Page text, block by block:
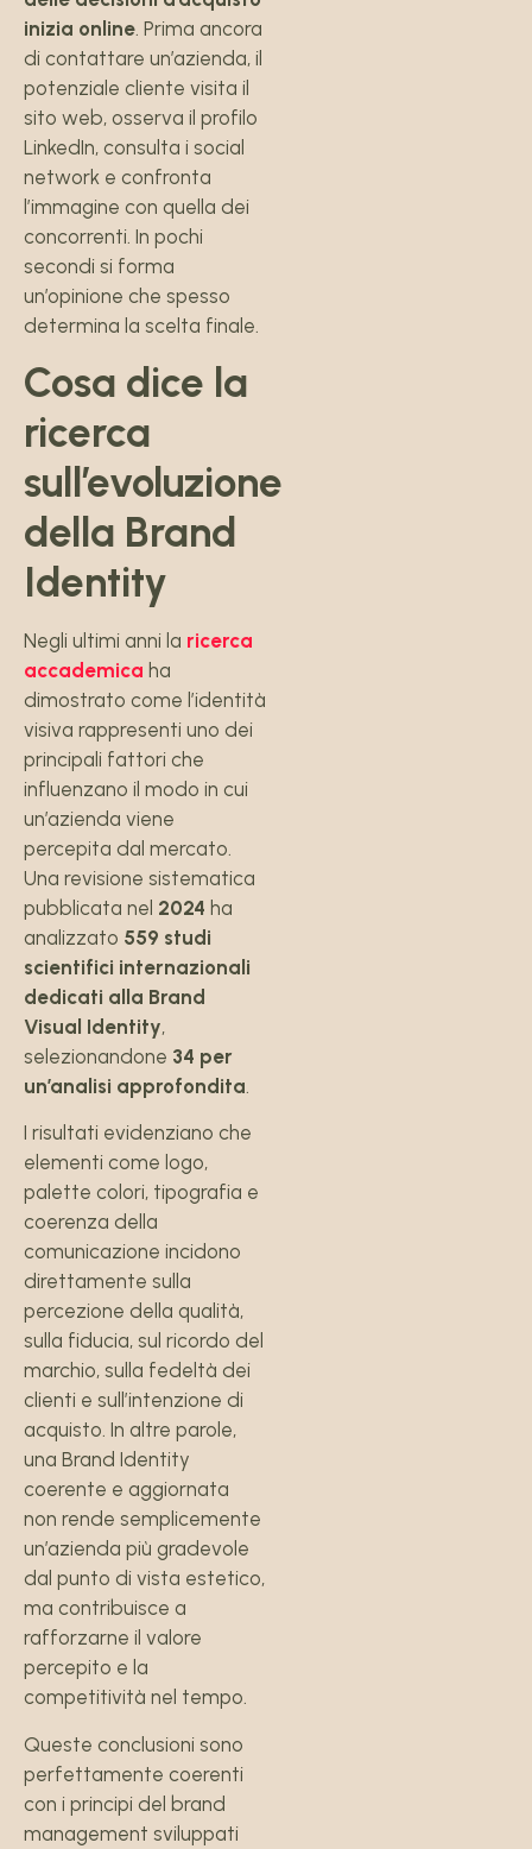
inizia online . Prima ancora
di contattare un’azienda, il
potenziale cliente visita il
sito web, osserva il profilo
LinkedIn, consulta i social
network e confronta
l’immagine con quella dei
concorrenti. In pochi
secondi si forma
un’opinione che spesso
determina la scelta finale.
Cosa dice la
ricerca
sull’evoluzione
della Brand
Identity
Negli ultimi anni la ricerca
accademica ha
dimostrato come l’identità
visiva rappresenti uno dei
principali fattori che
influenzano il modo in cui
un’azienda viene
percepita dal mercato.
Una revisione sistematica
pubblicata nel 2024 ha
analizzato 559 studi
scientifici internazionali
dedicati alla Brand
Visual Identity,
selezionandone 34 per
un’analisi approfondita
I risultati evidenziano che
elementi come logo,
palette colori, tipografia e
coerenza della
comunicazione incidono
direttamente sulla
percezione della qualità,
sulla fiducia, sul ricordo del
marchio, sulla fedeltà dei
clienti e sull’intenzione di
acquisto. In altre parole,
una Brand Identity
coerente e aggiornata
non rende semplicemente
un’azienda più gradevole
dal punto di vista estetico,
ma contribuisce a
rafforzarne il valore
percepito e la
competitività nel tempo.
Queste conclusioni sono
perfettamente coerenti
con i principi del brand
management sviluppati